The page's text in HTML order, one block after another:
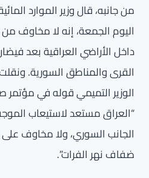
من جانبه، قال وزير الموارد
اليوم الجمعة، إنه لا مخاوف من
داخل الأراضي العراقية بعد
القرى والمناطق السورية. ونقلت
الوزير التميمي قوله في
“العراق مستعد لاستيعاب
الجانب السوري، ولا مخاوف
ضفاف نهر الفرات”.